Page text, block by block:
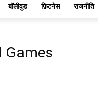
बॉलीवुड फ़िटनेस राजनीति
Games